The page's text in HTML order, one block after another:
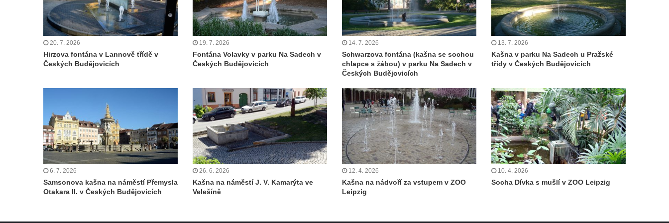
Kašna před budovou sýpky v zámeckém
areálu v Liběchově
Kašna u obecního úřadu v Jetřichovicích
Kašna v parku v Horním Podluží
Kašna Hynie na kruhovém objezdu u
Teplicích
Kašna Glaverbel v ulici Alejní u zámecké
zahrady v Teplicích
Kamenná nádrž na vodu na hřbitově v
Zabrušanech
Kašna v zámecké zahradě v Duchcově
20. 7. 2026
Hirzova fontána v Lannově třídě v
Českých Budějovicích
19. 7. 2026
Fontána Volavky v parku Na Sadech v
Českých Budějovicích
14. 7. 2026
Schwarzova fontána (kašna se sochou
chlapce s žábou) v parku Na Sadech v
Českých Budějovicích
13. 7. 2026
Kašna v parku Na Sadech u Pražské
třídy v Českých Budějovicích
6. 7. 2026
Samsonova kašna na náměstí Přemysla
Otakara II. v Českých Budějovicích
26. 6. 2026
Kašna na náměstí J. V. Kamarýta ve
Velešíně
12. 4. 2026
Kašna na nádvoří za vstupem v ZOO
Leipzig
10. 4. 2026
Socha Dívka s mušlí v ZOO Leipzig